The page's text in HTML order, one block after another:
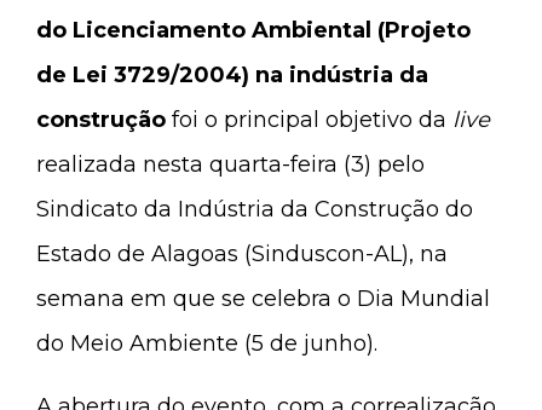
do Licenciamento Ambiental (Projeto
de Lei 3729/2004) na indústria da
construção foi o principal objetivo da live
realizada nesta quarta-feira (3) pelo
Sindicato da Indústria da Construção do
Estado de Alagoas (Sinduscon-AL), na
semana em que se celebra o Dia Mundial
do Meio Ambiente (5 de junho).